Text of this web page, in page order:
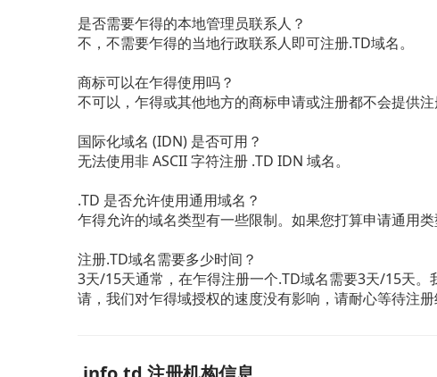
是否需要乍得的本地管理员联系人？
不，不需要乍得的当地行政联系人即可注册.TD域名。
商标可以在乍得使用吗？
不可以，乍得或其他地方的商标申请或注册都不会提供注
国际化域名 (IDN) 是否可用？
无法使用非 ASCII 字符注册 .TD IDN 域名。
.TD 是否允许使用通用域名？
乍得允许的域名类型有一些限制。如果您打算申请通用类
注册.TD域名需要多少时间？
3天/15天通常，在乍得注册一个.TD域名需要3天/15天
请，我们对乍得域授权的速度没有影响，请耐心等待注册